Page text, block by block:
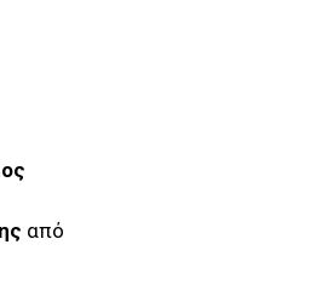
από